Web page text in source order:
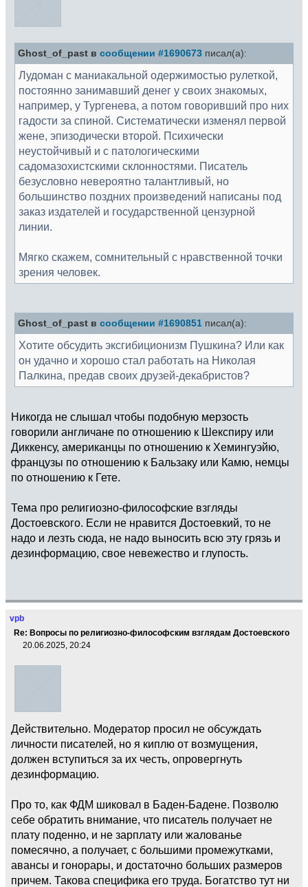
Ghost_of_past в сообщении #1690673 писал(а):
Лудоман с маниакальной одержимостью рулеткой,
постоянно занимавший денег у своих знакомых,
например, у Тургенева, а потом говоривший про них
гадости за спиной. Систематически изменял первой
жене, эпизодически второй. Психически
неустойчивый и с патологическими
садомазохистскими склонностями. Писатель
безусловно невероятно талантливый, но
большинство поздних произведений написаны под
заказ издателей и государственной цензурной
линии.
Мягко скажем, сомнительный с нравственной точки
зрения человек.
Ghost_of_past в сообщении #1690851 писал(а):
Хотите обсудить эксгибиционизм Пушкина? Или как
он удачно и хорошо стал работать на Николая
Палкина, предав своих друзей-декабристов?
Никогда не слышал чтобы подобную мерзость
говорили англичане по отношению к Шекспиру или
Диккенсу, американцы по отношению к Хемингуэйю,
французы по отношению к Бальзаку или Камю, немцы
по отношению к Гете.
Тема про религиозно-философские взгляды
Достоевского. Если не нравится Достоевкий, то не
надо и лезть сюда, не надо выносить всю эту грязь и
дезинформацию, свое невежество и глупость.
vpb
Re: Вопросы по религиозно-философским взглядам Достоевского
20.06.2025, 20:24
Действительно. Модератор просил не обсуждать
личности писателей, но я киплю от возмущения,
должен вступиться за их честь, опровергнуть
дезинформацию.
Про то, как ФДМ шиковал в Баден-Бадене. Позволю
себе обратить внимание, что писатель получает не
плату поденно, и не зарплату или жалованье
помесячно, а получает, с большими промежутками,
авансы и гонорары, и достаточно больших размеров
причем. Такова специфика его труда. Богатство тут ни